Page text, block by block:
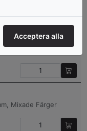
Mixade Färger
Acceptera alla